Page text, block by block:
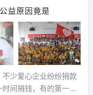
帽子，原来他趁着午休
植发医院离单位不远，
...
益原因竟是
少爱心企业纷纷捐款
间捐钱，有的第一时